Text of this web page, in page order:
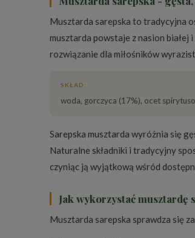
Musztarda sarepska to tradycyjna
musztarda powstaje z nasion
rozwiązanie dla miłośników
SKŁAD:
woda, gorczyca (17%), ocet
Sarepska musztarda wyróżnia się
Naturalne składniki i tradycyjny
czyniąc ją wyjątkową wśród
Jak wykorzystać musztardę
Musztarda sarepska sprawdza się